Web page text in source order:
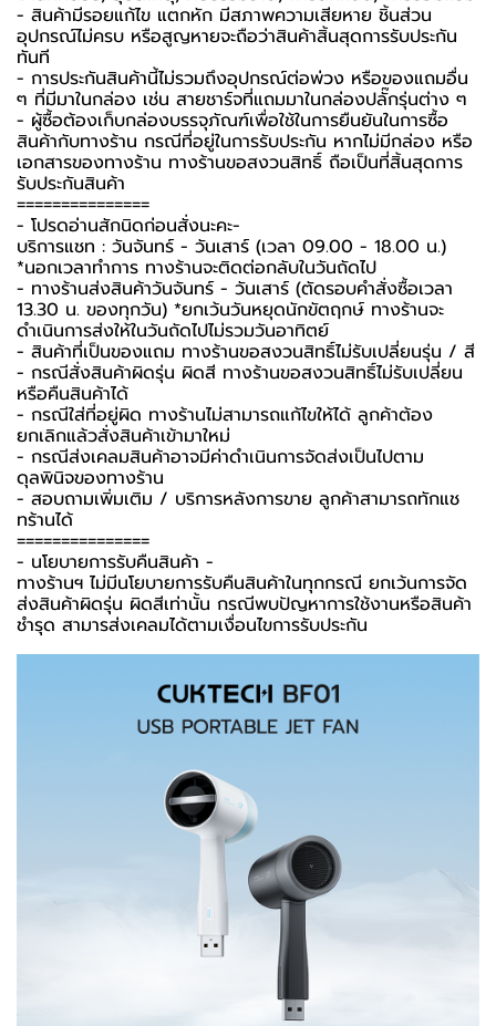
- สินค้ามีรอยแก้ไข แตกหัก มีสภาพความเสียหาย ชิ้นส่วน
อุปกรณ์ไม่ครบ หรือสูญหายจะถือว่าสินค้าสิ้นสุดการรับประกัน
ทันที
- การประกันสินค้านี้ไม่รวมถึงอุปกรณ์ต่อพ่วง หรือของแถมอื่น
ๆ ที่มีมาในกล่อง เช่น สายชาร์จที่แถมมาในกล่องปลั๊กรุ่นต่าง ๆ
-️ ผู้ซื้อต้องเก็บกล่องบรรจุภัณฑ์เพื่อใช้ในการยืนยันในการซื้อ
สินค้ากับทางร้าน กรณีที่อยู่ในการรับประกัน หากไม่มีกล่อง หรือ
เอกสารของทางร้าน ทางร้านขอสงวนสิทธิ์ ถือเป็นที่สิ้นสุดการ
รับประกันสินค้า
===============
-️ โปรดอ่านสักนิดก่อนสั่งนะคะ-️
บริการแชท : วันจันทร์ - วันเสาร์ (เวลา 09.00 - 18.00 น.)
*นอกเวลาทำการ ทางร้านจะติดต่อกลับในวันถัดไป
- ทางร้านส่งสินค้าวันจันทร์ - วันเสาร์ (ตัดรอบคำสั่งซื้อเวลา
13.30 น. ของทุกวัน) *ยกเว้นวันหยุดนักขัตฤกษ์ ทางร้านจะ
ดำเนินการส่งให้ในวันถัดไปไม่รวมวันอาทิตย์
- สินค้าที่เป็นของแถม ทางร้านขอสงวนสิทธิ์ไม่รับเปลี่ยนรุ่น / สี
- กรณีสั่งสินค้าผิดรุ่น ผิดสี ทางร้านขอสงวนสิทธิ์ไม่รับเปลี่ยน
หรือคืนสินค้าได้
- กรณีใส่ที่อยู่ผิด ทางร้านไม่สามารถแก้ไขให้ได้ ลูกค้าต้อง
ยกเลิกแล้วสั่งสินค้าเข้ามาใหม่
- กรณีส่งเคลมสินค้าอาจมีค่าดำเนินการจัดส่งเป็นไปตาม
ดุลพินิจของทางร้าน
- สอบถามเพิ่มเติม / บริการหลังการขาย ลูกค้าสามารถทักแช
ทร้านได้
===============
-️ นโยบายการรับคืนสินค้า -️
ทางร้านฯ ไม่มีนโยบายการรับคืนสินค้าในทุกกรณี ยกเว้นการจัด
ส่งสินค้าผิดรุ่น ผิดสีเท่านั้น กรณีพบปัญหาการใช้งานหรือสินค้า
ชำรุด สามารส่งเคลมได้ตามเงื่อนไขการรับประกัน